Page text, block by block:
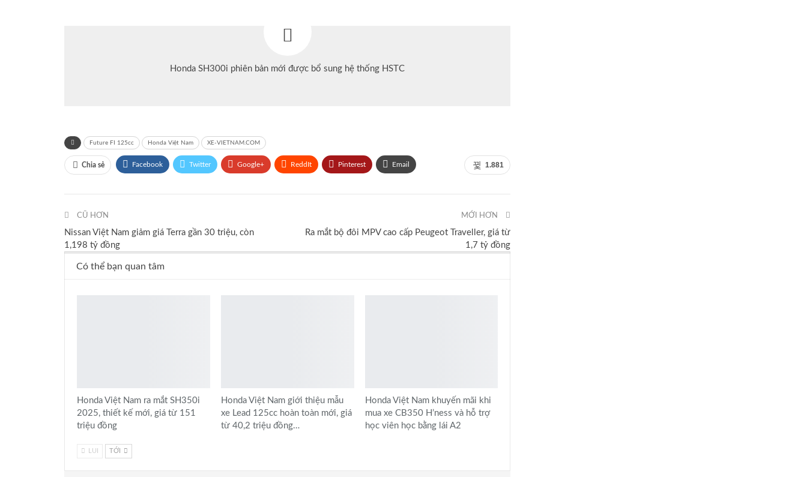
Honda SH300i phiên bản mới được bổ sung hệ thống HSTC
Future FI 125cc Honda Việt Nam XE-VIETNAM.COM
1.881
Chia sẻ Facebook Twitter Google+ ReddIt Pinterest Email
CŨ HƠN
Nissan Việt Nam giảm giá Terra gần 30 triệu, còn
1,198 tỷ đồng
MỚI HƠN
Ra mắt bộ đôi MPV cao cấp Peugeot Traveller, giá từ
1,7 tỷ đồng
Có thể bạn quan tâm
Honda Việt Nam ra mắt SH350i
2025, thiết kế mới, giá từ 151
triệu đồng
Honda Việt Nam giới thiệu mẫu
xe Lead 125cc hoàn toàn mới, giá
từ 40,2 triệu đồng…
Honda Việt Nam khuyến mãi khi
mua xe CB350 H’ness và hỗ trợ
học viên học bằng lái A2
LUI TỚI